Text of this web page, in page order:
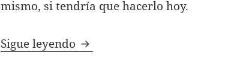
mismo, si tendría que hacerlo hoy.
Sigue leyendo CONSEJOS: ¿Qué móvil me